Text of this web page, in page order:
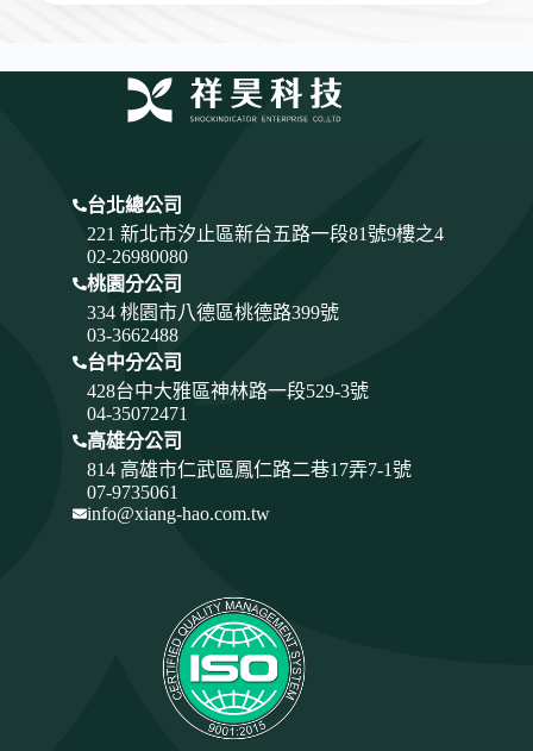
台北總公司
221 新北市汐止區新台五路一段81號9樓之4
02-26980080
桃園分公司
334 桃園市八德區桃德路399號
03-3662488
台中分公司
428台中大雅區神林路一段529-3號
04-35072471
高雄分公司
814 高雄市仁武區鳳仁路二巷17弄7-1號
07-9735061
info@xiang-hao.com.tw